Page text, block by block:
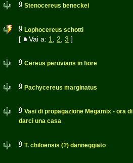
Stenocereus beneckei
Lophocereus schotti
[ Vai a: 1 2 3 ]
Cereus peruvians in fiore
Pachycereus marginatus
Vasi di propagazione Megamix - ora di
darci una casa
T. chiloensis (?) danneggiato